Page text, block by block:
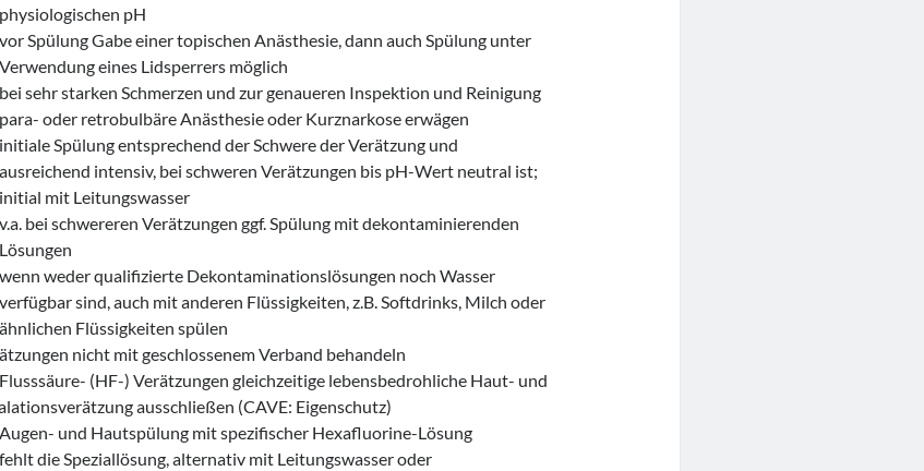
physiologischen pH
vor Spülung Gabe einer topischen Anästhesie, dann auch Spülung unter
Verwendung eines Lidsperrers möglich
bei sehr starken Schmerzen und zur genaueren Inspektion und Reinigung
para- oder retrobulbäre Anästhesie oder Kurznarkose erwägen
initiale Spülung entsprechend der Schwere der Verätzung und
ausreichend intensiv, bei schweren Verätzungen bis pH-Wert neutral ist;
initial mit Leitungswasser
v.a. bei schwereren Verätzungen ggf. Spülung mit dekontaminierenden
Lösungen
wenn weder qualifizierte Dekontaminationslösungen noch Wasser
verfügbar sind, auch mit anderen Flüssigkeiten, z.B. Softdrinks, Milch oder
ähnlichen Flüssigkeiten spülen
nicht mit geschlossenem Verband behandeln
(HF-) Verätzungen gleichzeitige lebensbedrohliche Haut- und
ausschließen (CAVE: Eigenschutz)
Augen- und Hautspülung mit spezifischer Hexafluorine-Lösung
fehlt die Speziallösung, alternativ mit Leitungswasser oder